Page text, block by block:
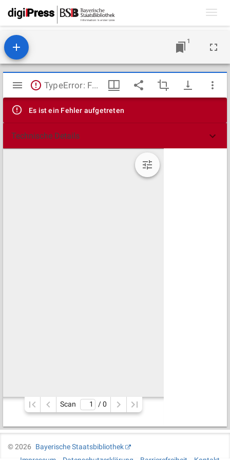
1
Mirador
Viewer
TypeError: Failed to fetch
Es ist ein Fehler aufgetreten
Technische Details
Scan / 0
©2026
Bayerische Staatsbibliothek